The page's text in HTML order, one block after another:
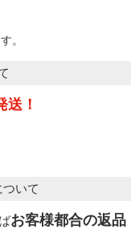
。
送！
いて
お客様都合の返品